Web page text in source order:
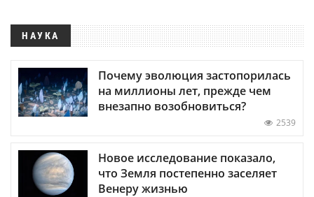
НАУКА
Почему эволюция застопорилась
на миллионы лет, прежде чем
внезапно возобновиться?
2539
Новое исследование показало,
что Земля постепенно заселяет
Венеру жизнью